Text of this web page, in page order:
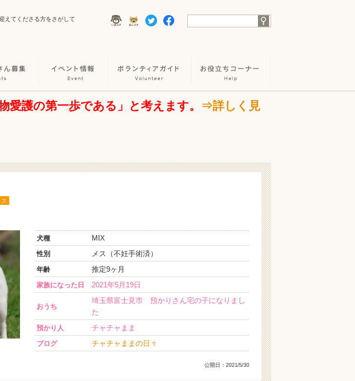
えてくださる方をさがして
愛護の第一歩である」と考えます。
⇒詳しく見
犬種 MIX
性別 メス（不妊手術済）
年齢 推定9ヶ月
家族になった日 2021年5月19日
おうち
埼玉県富士見市 預かりさん宅の子になりまし
た
預かり人 チャチャまま
ブログ チャチャままの日々
公開日： 2021/5/30